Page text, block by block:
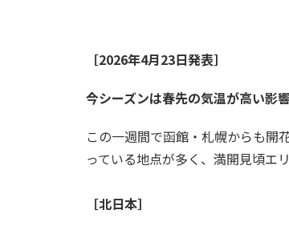
［2026年4月23日発表］
今シーズンは春先の気温が高い影
この一週間で函館・札幌からも開
っている地点が多く、満開見頃エ
［北日本］